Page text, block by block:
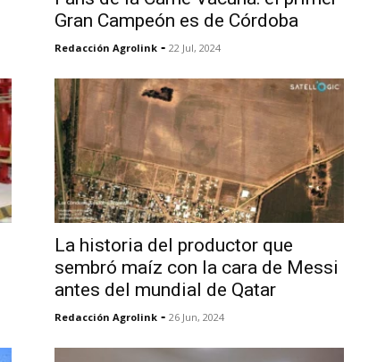
Gran Campeón es de Córdoba
Redacción Agrolink - 22 Jul, 2024
La historia del productor que
sembró maíz con la cara de Messi
antes del mundial de Qatar
Redacción Agrolink - 26 Jun, 2024